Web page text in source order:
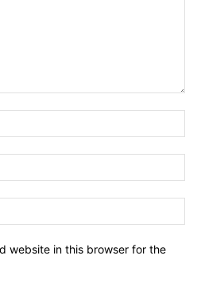
website in this browser for the